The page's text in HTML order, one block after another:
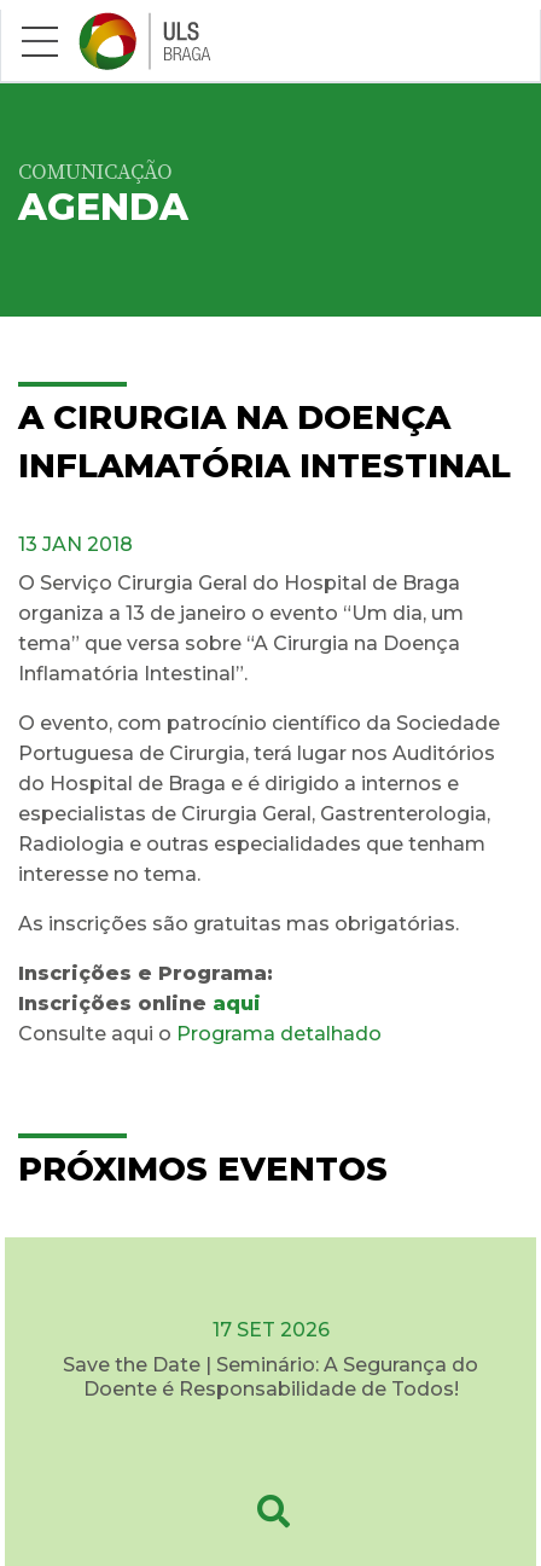
Saltar para conteúdo principal
COMUNICAÇÃO
AGENDA
A CIRURGIA NA DOENÇA
INFLAMATÓRIA INTESTINAL
13 JAN 2018
O Serviço Cirurgia Geral do Hospital de Braga
organiza a 13 de janeiro o evento “Um dia, um
tema” que versa sobre “A Cirurgia na Doença
Inflamatória Intestinal”.
O evento, com patrocínio científico da Sociedade
Portuguesa de Cirurgia, terá lugar nos Auditórios
do Hospital de Braga e é dirigido a internos e
especialistas de Cirurgia Geral, Gastrenterologia,
Radiologia e outras especialidades que tenham
interesse no tema.
As inscrições são gratuitas mas obrigatórias.
Inscrições e Programa:
Inscrições online aqui
Consulte aqui o Programa detalhado
PRÓXIMOS EVENTOS
17 SET 2026
Save the Date | Seminário: A Segurança do
Doente é Responsabilidade de Todos!